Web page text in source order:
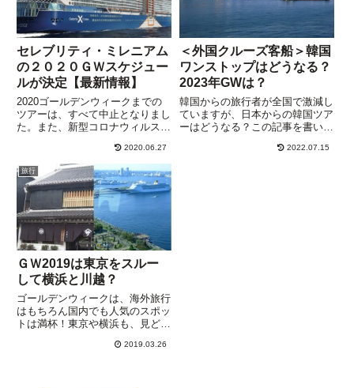
セレブリティ・ミレニアム
の２０２０ＧＷスケジュー
ルが決定【最新情報】
2020ゴールデンウィークまでの
ツアーは、すべて中止となりまし
た。また、新型コロナウィルス対
ールが発表されていますので、以
下の記事を参考にしてください。
豪華クルーズ客船「セレブリテ
ィ・ミレニアム」の２０２０ゴ
ー...
2020.06.27
＜外国クルーズ客船＞韓国
ワンストップはどうなる？
2023年GWは？
韓国からの旅行者が全国で激減し
ていますが、日本からの韓国ツア
ーはどうなる？この記事を書いた
が、現在は改善され、2023年度
2022.07.15
旅行
ＧＷ2019は東京をスルー
して横浜と川越？
ゴールデンウィークは、海外旅行
はもちろん国内でも人気のスポッ
トは満杯！東京や横浜も、見どこ
客が押し寄せます。昼間の銀座
2019.03.26